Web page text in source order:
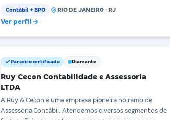
Contábil + BPO RIO DE JANEIRO · RJ
Ver perfil
Parceiro certificado Diamante
Ruy Cecon Contabilidade e Assessoria
LTDA
A Ruy & Cecon é uma empresa pioneira no ramo de
Assessoria Contábil. Atendemos diversos segmentos de